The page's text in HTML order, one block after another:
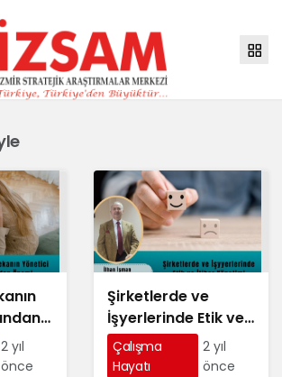
2 yıl
önce
Şirketlerde ve
İşyerlerinde Etik ve
İtibar Yönetimi
Çalışma
Hayatı
2 yıl
önce